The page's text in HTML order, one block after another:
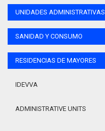
UNIDADES ADMINISTRATIVAS
SANIDAD Y CONSUMO
RESIDENCIAS DE MAYORES
IDEVVA
ADMINISTRATIVE UNITS